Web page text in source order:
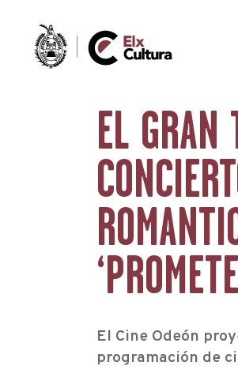
EL GRAN
El Cine Odeón
programación de